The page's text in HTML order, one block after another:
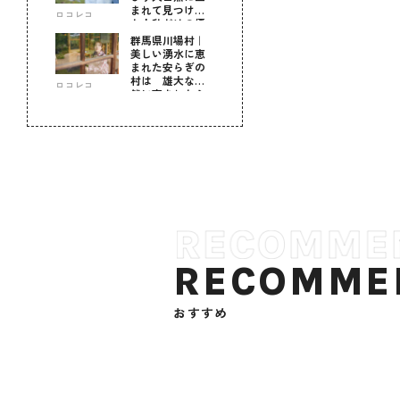
ロコレコ
まれて見つけ
た！私だけの優
しい自分時間
ロコレコ
群馬県川場村｜
美しい湧水に恵
まれた安らぎの
村は 雄大な自
然に育まれた心
おすすめ